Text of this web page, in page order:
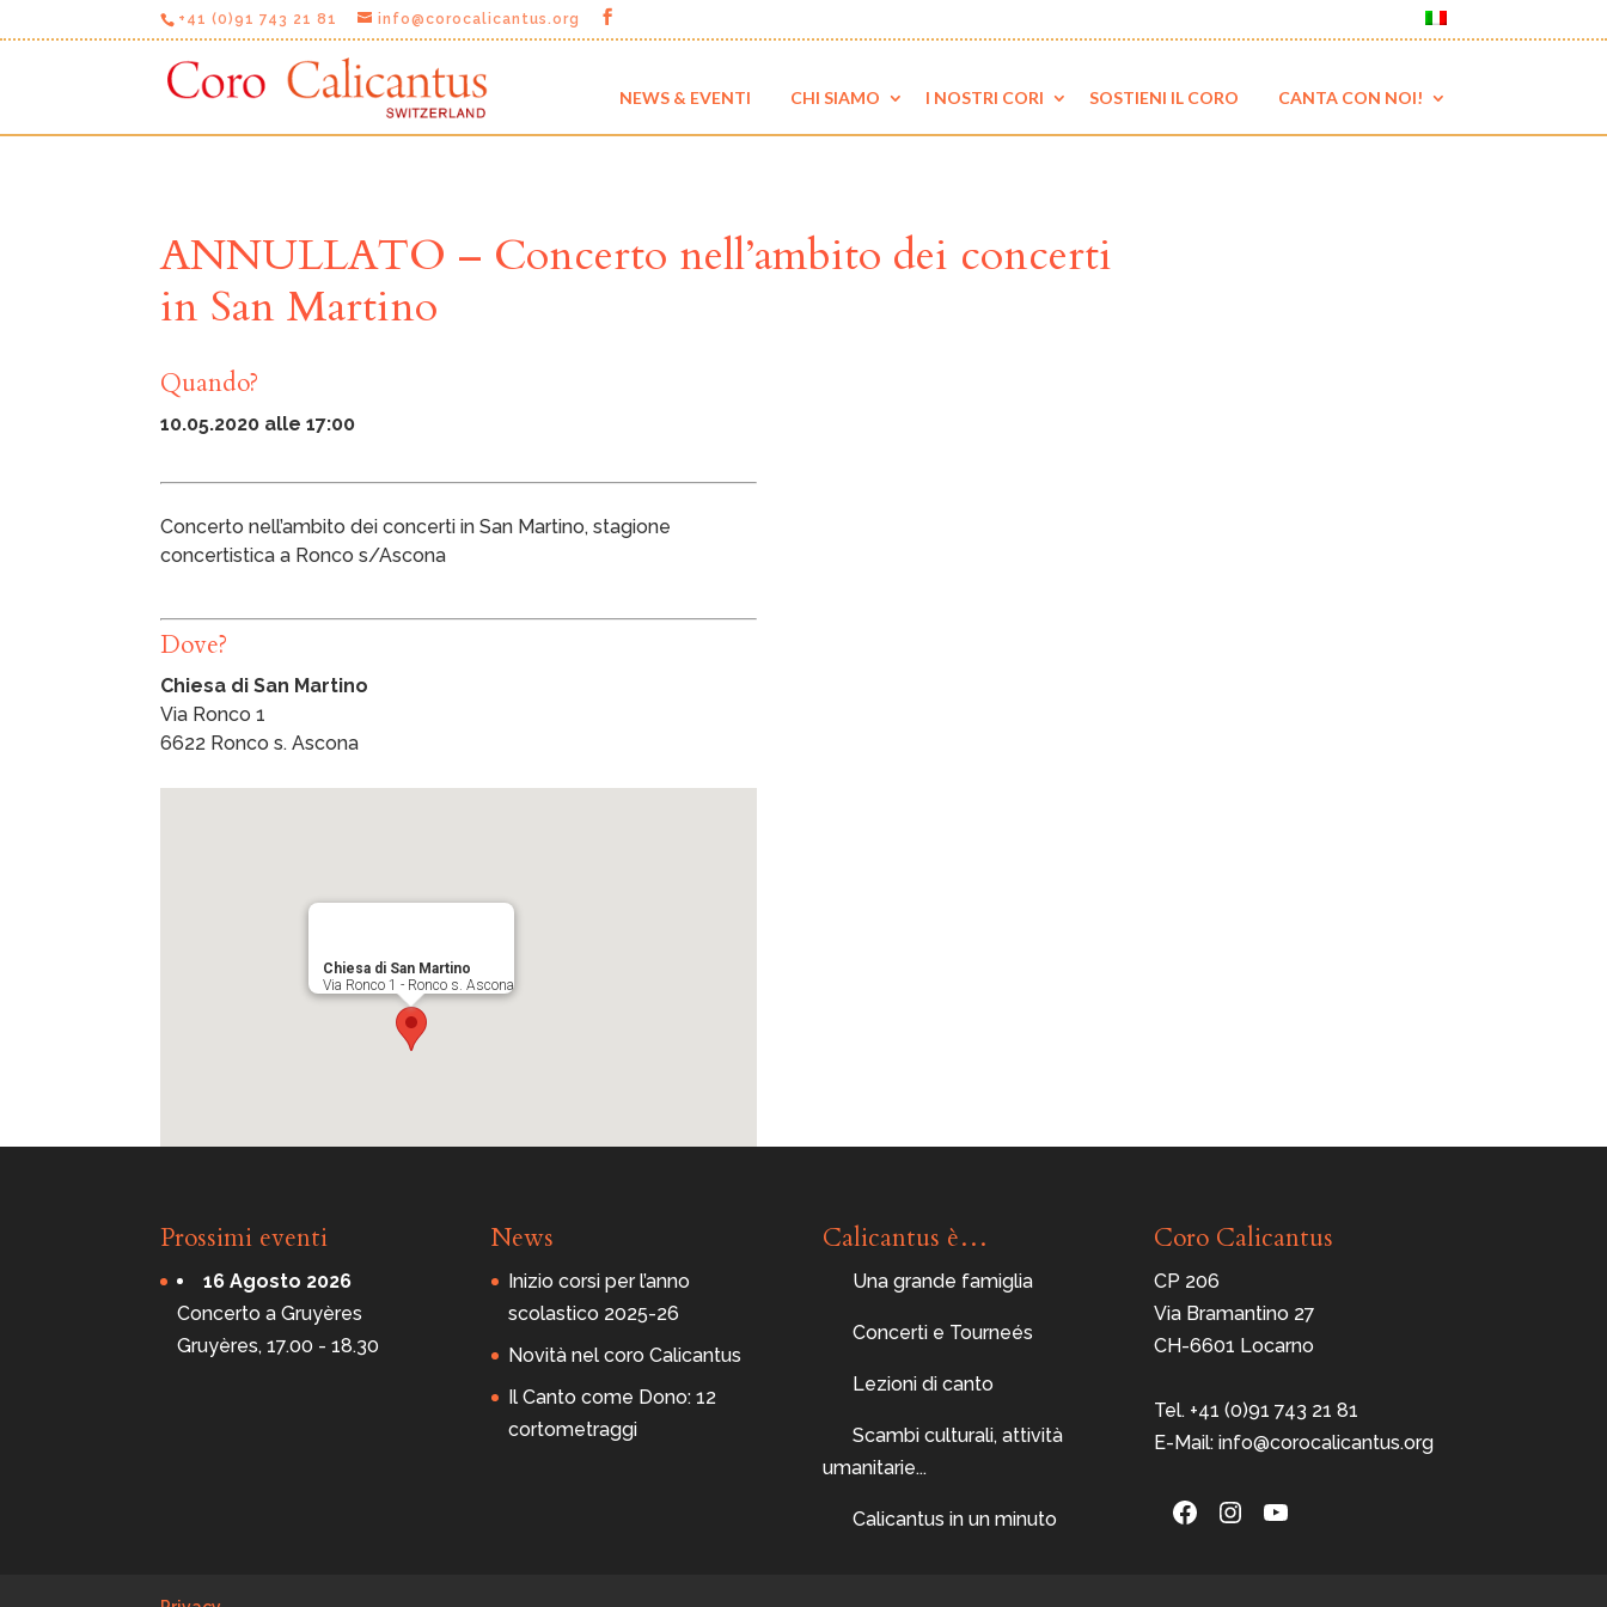
+41 (0)91 743 21 81 info@corocalicantus.org
NEWS & EVENTI CHI SIAMO I NOSTRI CORI SOSTIENI IL CORO CANTA CON NOI!
ANNULLATO – Concerto nell’ambito dei concerti
in San Martino
Quando?
10.05.2020 alle 17:00
Concerto nell’ambito dei concerti in San Martino, stagione
concertistica a Ronco s/Ascona
Dove?
Chiesa di San Martino
Via Ronco 1
6622 Ronco s. Ascona
Chiesa di San Martino
Via Ronco 1 - Ronco s. Ascona
Prossimi eventi
16 Agosto 2026
Concerto a Gruyères
Gruyères, 17.00 - 18.30
News
Inizio corsi per l’anno
scolastico 2025-26
Novità nel coro Calicantus
Il Canto come Dono: 12
cortometraggi
Calicantus è…
Una grande famiglia
Concerti e Tourneés
Lezioni di canto
Scambi culturali, attività
umanitarie...
Calicantus in un minuto
Coro Calicantus
CP 206
Via Bramantino 27
CH-6601 Locarno
Tel. +41 (0)91 743 21 81
E-Mail: info@corocalicantus.org
Facebook
Instagram
YouTube